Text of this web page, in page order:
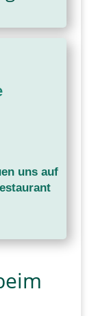
uns auf